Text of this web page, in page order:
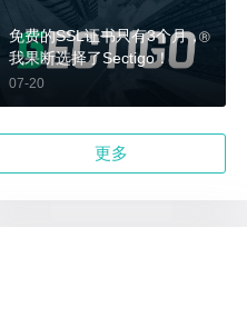
免费的SSL证书只有3个月，
我果断选择了Sectigo！
07-20
更多